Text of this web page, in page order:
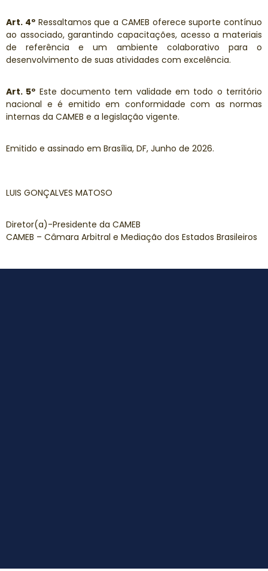
Art. 4ºRessaltamos que a CAMEB oferece suporte contínuo
ao associado, garantindo capacitações, acesso a materiais
de referência e um ambiente colaborativo para o
desenvolvimento de suas atividades com excelência.
Art. 5º Este documento tem validade em todo o território
nacional e é emitido em conformidade com as normas
internas da CAMEB e a legislação vigente.
Emitido e assinado em Brasília, DF, Junho de 2026.
LUIS GONÇALVES MATOSO
Diretor(a)-Presidente da CAMEB
CAMEB – Câmara Arbitral e Mediação dos Estados Brasileiros